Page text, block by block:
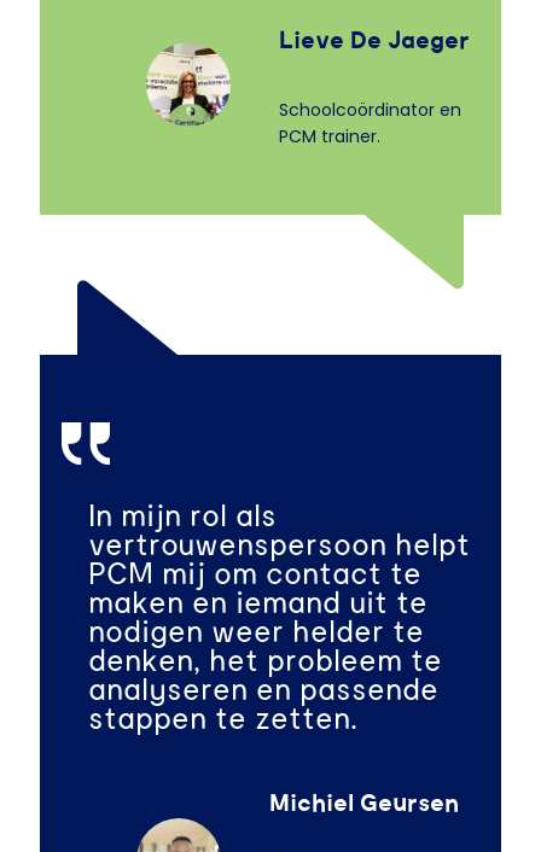
Lieve De Jaeger
Schoolcoördinator en
PCM trainer.
In mijn rol als
vertrouwenspersoon helpt
PCM mij om contact te
maken en iemand uit te
nodigen weer helder te
denken, het probleem te
analyseren en passende
stappen te zetten.
Michiel Geursen